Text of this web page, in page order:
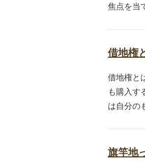
焦点を当
借地権
借地権と
も購入す
は自分の
旗竿地